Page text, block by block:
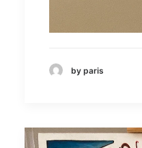
by paris